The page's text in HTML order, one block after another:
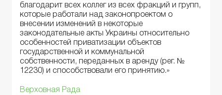
благодарит всех коллег из всех фракций и групп,
которые работали над законопроектом о
внесении изменений в некоторые
законодательные акты Украины относительно
особенностей приватизации объектов
государственной и коммунальной
собственности, переданных в аренду (рег. №
12230) и способствовали его принятию.»
Верховная Рада